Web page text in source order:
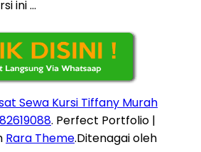
ini …
Sewa Kursi Tiffany Murah
. Perfect Portfolio |
Rara Theme.Ditenagai oleh